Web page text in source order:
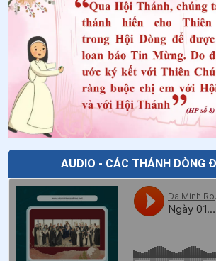
Ngày 13/5 Thánh I-men-đa Lam-
42.Ngày 10/5 Thánh An-tô-ni-ô
43.Ngày 07/5 - Chân phước An-bê-tô
44.
Ngày 05/5 Thánh Vinh Sơn Phê-ri-ê
45.Ngày 04/5 - Chân phước Ê-li-mi-
Ngày 30/4 - Thánh Pio V - Giáo
47.Ngày 30/4 Thánh Giuse Tuân (Hoan)
48 Ngày 29/4 - Thánh Catarina
49.Ngày 27/4 Chân phước Hô-xan-na
AUDIO - CÁC THÁNH DÒNG